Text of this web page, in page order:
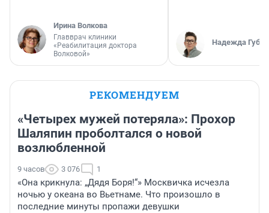
Ирина Волкова
Главврач клиники
«Реабилитация доктора
Волковой»
Надежда
РЕКОМЕНДУЕМ
«Четырех мужей потеряла»: Прохор
Шаляпин проболтался о новой
возлюбленной
9 часов 3 076 1
«Она крикнула: „Дядя Боря!“» Москвичка исчезла
ночью у океана во Вьетнаме. Что произошло в
последние минуты пропажи девушки